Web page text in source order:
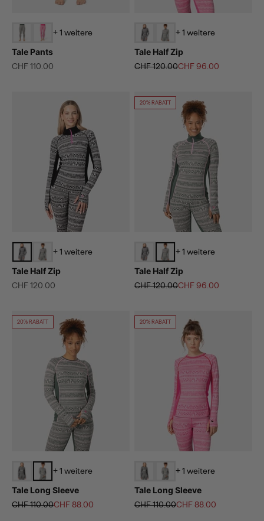
+ 1 weitere
Tale Pants
Angebot
CHF 110.00
+ 1 weitere
Tale Half Zip
Regulärer Preis
CHF 120.00Angebot
CHF 96.00
+ 1 weitere
Tale Half Zip
Angebot
CHF 120.00
20% RABATT
+ 1 weitere
Tale Half Zip
Regulärer Preis
CHF 120.00Angebot
CHF 96.00
20% RABATT
+ 1 weitere
Tale Long Sleeve
Regulärer Preis
CHF 110.00Angebot
CHF 88.00
20% RABATT
+ 1 weitere
Tale Long Sleeve
Regulärer Preis
CHF 110.00Angebot
CHF 88.00